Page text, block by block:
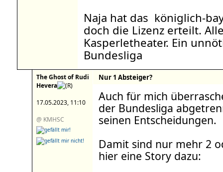
Naja hat das königlich-
doch die Lizenz erteilt.
Kasperletheater. Ein
Bundesliga
The Ghost of Rudi
Hevera
17.05.2023, 11:10
@ KMHSC
Nur 1 Absteiger?
Auch für mich
der Bundesliga
seinen Entscheidungen.
Damit sind nur mehr 2
hier eine Story dazu: